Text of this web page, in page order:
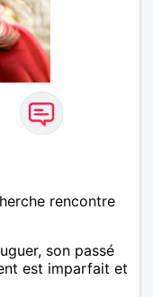
rencontre
son passé
est imparfait et